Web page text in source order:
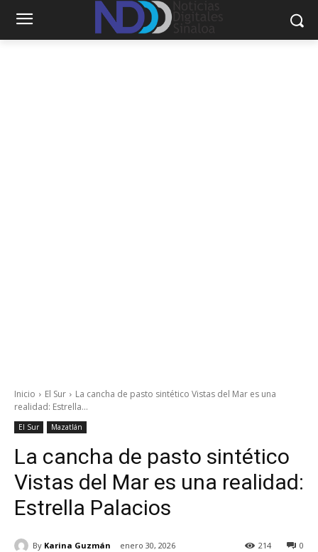
Inicio El Sur
La cancha de pasto sintético Vistas del Mar es una
realidad: Estrella...
El Sur Mazatlán
La cancha de pasto sintético
Vistas del Mar es una realidad:
Estrella Palacios
By Karina Guzmán enero 30, 2026 0
214